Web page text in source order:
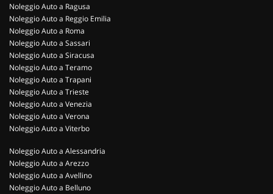
Noleggio Auto a Ragusa
Noleggio Auto a Reggio Emilia
Noleggio Auto a Roma
Noleggio Auto a Sassari
Noleggio Auto a Siracusa
Noleggio Auto a Teramo
Noleggio Auto a Trapani
Noleggio Auto a Trieste
Noleggio Auto a Venezia
Noleggio Auto a Verona
Noleggio Auto a Viterbo
Noleggio Auto a Alessandria
Noleggio Auto a Arezzo
Noleggio Auto a Avellino
Noleggio Auto a Belluno